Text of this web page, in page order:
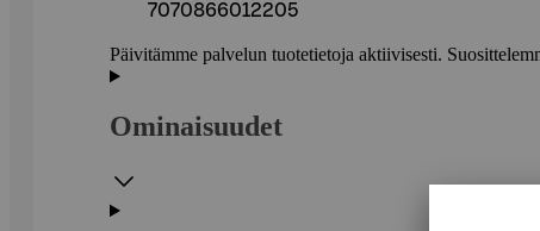
7070866012205
Päivitämme palvelun tuotetietoja aktiivisesti.
Ominaisuudet